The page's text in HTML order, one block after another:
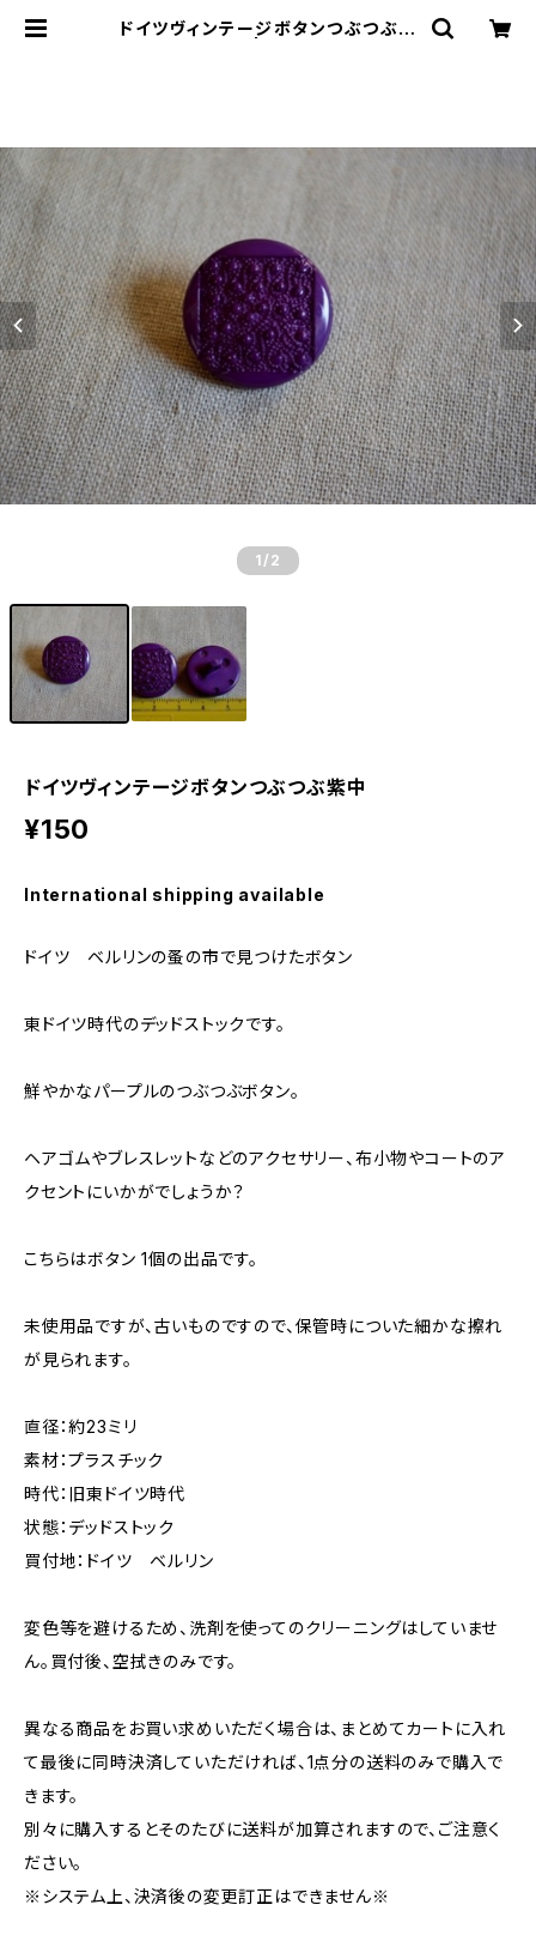
ドイツヴィンテージボタンつぶつぶ紫
1 /2
ドイツヴィンテージボタンつぶつぶ紫中
¥150
International shipping available
ドイツ ベルリンの蚤の市で見つけたボタン
東ドイツ時代のデッドストックです。
鮮やかなパープルのつぶつぶボタン。
ヘアゴムやブレスレットなどのアクセサリー、布小物やコートのア
クセントにいかがでしょうか？
こちらはボタン 1個の出品です。
未使用品ですが、古いものですので、保管時についた細かな擦れ
が見られます。
直径：約23ミリ
素材：プラスチック
時代：旧東ドイツ時代
状態：デッドストック
買付地：ドイツ ベルリン
変色等を避けるため、洗剤を使ってのクリーニングはしていませ
ん。買付後、空拭きのみです。
異なる商品をお買い求めいただく場合は、まとめてカートに入れ
て最後に同時決済していただければ、1点分の送料のみで購入で
きます。
別々に購入するとそのたびに送料が加算されますので、ご注意く
ださい。
※システム上、決済後の変更訂正はできません※